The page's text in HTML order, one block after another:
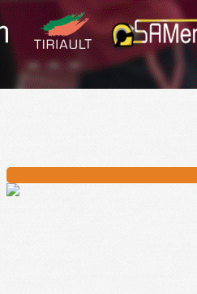
Images de la page d'accueil
Cliquez pour éditer